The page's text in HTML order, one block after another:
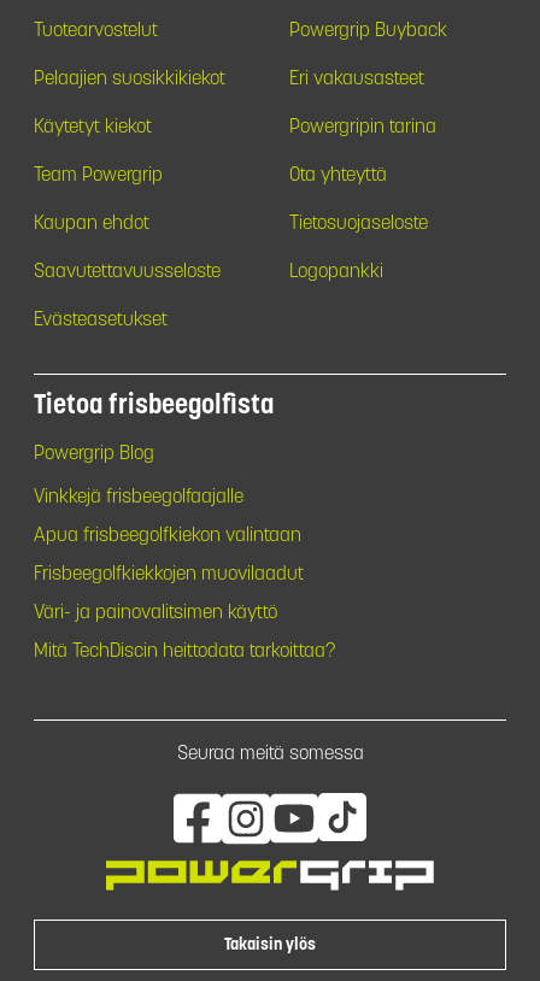
Tuotearvostelut Powergrip Buyback
Pelaajien suosikkikiekot Eri vakausasteet
Käytetyt kiekot Powergripin tarina
Team Powergrip Ota yhteyttä
Kaupan ehdot Tietosuojaseloste
Saavutettavuusseloste Logopankki
Evästeasetukset
Tietoa frisbeegolfista
Powergrip Blog
Vinkkejä frisbeegolfaajalle
Apua frisbeegolfkiekon valintaan
Frisbeegolfkiekkojen muovilaadut
Väri- ja painovalitsimen käyttö
Mitä TechDiscin heittodata tarkoittaa?
Seuraa meitä somessa
Takaisin ylös